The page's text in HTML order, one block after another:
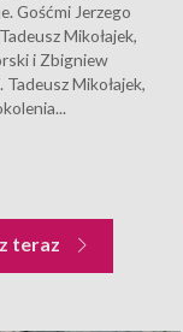
Gośćmi Jerzego
Mikołajek,
i Zbigniew
Mikołajek,
teraz